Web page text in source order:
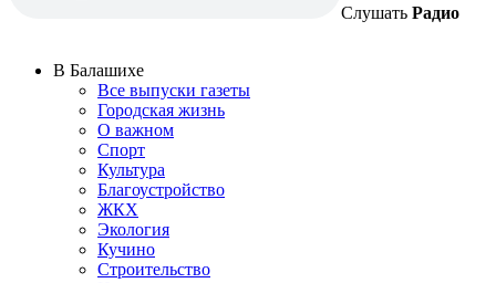
Слушать Радио
В Балашихе
Все выпуски газеты
Городская жизнь
О важном
Спорт
Культура
Благоустройство
ЖКХ
Экология
Кучино
Строительство